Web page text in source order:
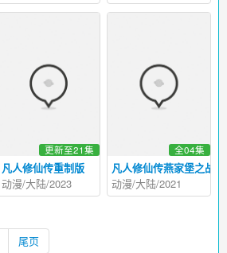
凡人修仙传重制版
更新至21集
动漫/大陆/2023
凡人修仙传燕家堡之战
全04集
动漫/大陆/2021
尾页